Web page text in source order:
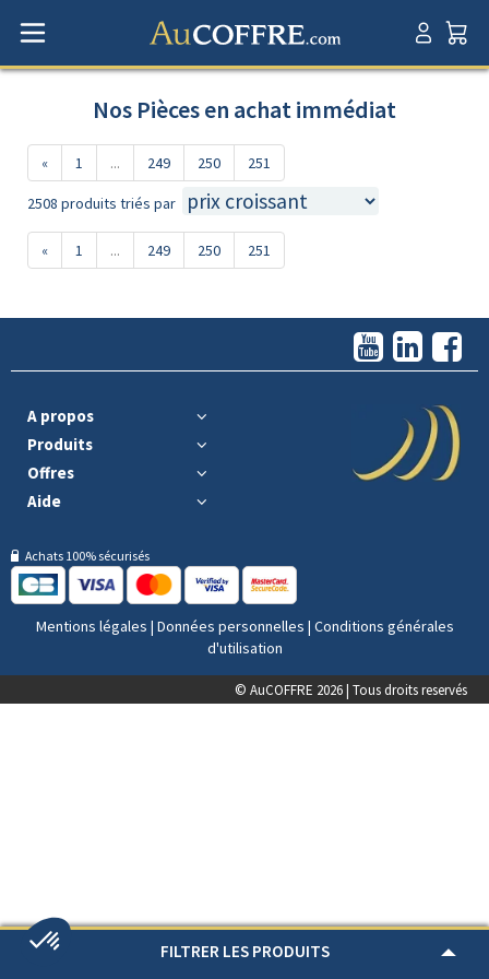
FILTRER LES PRODUITS
Nos Pièces en achat immédiat
« 1 ... 249 250 251
2508 produits triés par
« 1 ... 249 250 251
A propos
Produits
Offres
Aide
Achats 100% sécurisés
Mentions légales | Données personnelles | Conditions générales
d'utilisation
© AuCOFFRE 2026 | Tous droits reservés